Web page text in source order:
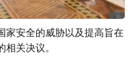
家安全的威胁以及提高旨在
关决议。